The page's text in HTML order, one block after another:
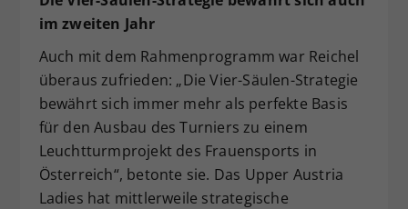
im zweiten Jahr
Auch mit dem Rahmenprogramm war Reichel
überaus zufrieden: „Die Vier-Säulen-Strategie
bewährt sich immer mehr als perfekte Basis
für den Ausbau des Turniers zu einem
Leuchtturmprojekt des Frauensports in
Österreich“, betonte sie. Das Upper Austria
Ladies hat mittlerweile strategische